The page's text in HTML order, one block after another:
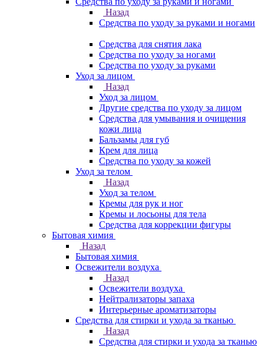
Назад
Средства по уходу за руками и ногами
Средства для снятия лака
Средства по уходу за ногами
Средства по уходу за руками
Уход за лицом
Назад
Уход за лицом
Другие средства по уходу за лицом
Средства для умывания и очищения
кожи лица
Бальзамы для губ
Крем для лица
Средства по уходу за кожей
Уход за телом
Назад
Уход за телом
Кремы для рук и ног
Кремы и лосьоны для тела
Средства для коррекции фигуры
Бытовая химия
Назад
Бытовая химия
Освежители воздуха
Назад
Освежители воздуха
Нейтрализаторы запаха
Интерьерные ароматизаторы
Средства для стирки и ухода за тканью
Назад
Средства для стирки и ухода за тканью